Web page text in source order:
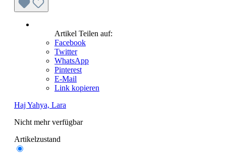
Artikel Teilen auf:
Facebook
Twitter
WhatsApp
Pinterest
E-Mail
Link kopieren
Haj Yahya, Lara
Nicht mehr verfügbar
Artikelzustand